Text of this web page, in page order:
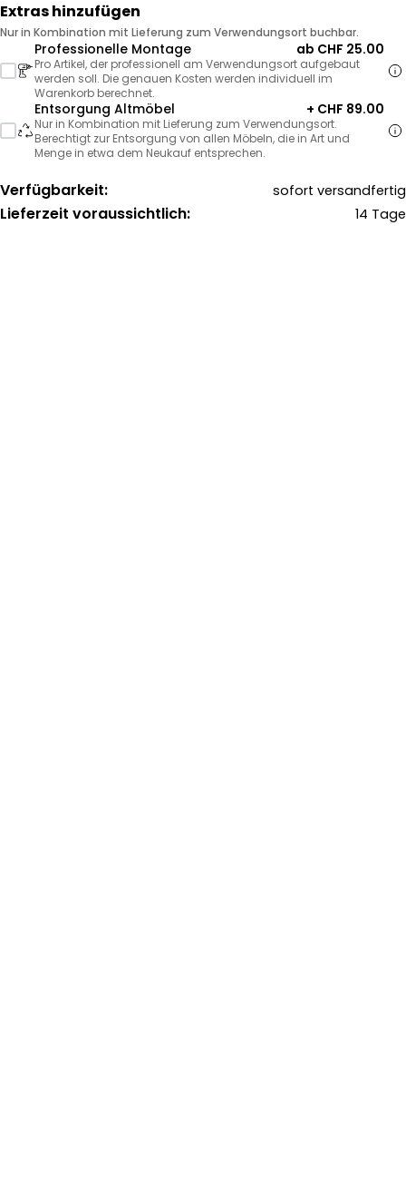
Extras hinzufügen
Nur in Kombination mit Lieferung zum Verwendungsort buchbar.
Professionelle Montage ab CHF 25.00
Pro Artikel, der professionell am Verwendungsort aufgebaut
werden soll. Die genauen Kosten werden individuell im
Warenkorb berechnet.
Entsorgung Altmöbel + CHF 89.00
Nur in Kombination mit Lieferung zum Verwendungsort.
Berechtigt zur Entsorgung von allen Möbeln, die in Art und
Menge in etwa dem Neukauf entsprechen.
Verfügbarkeit: sofort versandfertig
Lieferzeit voraussichtlich: 14 Tage